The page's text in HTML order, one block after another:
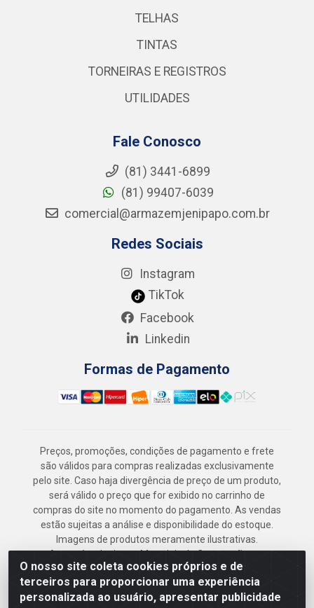
O nosso site coleta cookies próprios e de
terceiros para proporcionar uma experiência
personalizada ao usuário, apresentar publicidade
TELHAS
TINTAS
TORNEIRAS E REGISTROS
UTILIDADES
Fale Conosco
(81) 3441-6899
(81) 99407-6039
comercial@armazemjenipapo.com.br
Redes Sociais
Instagram
TikTok
Facebook
Linkedin
Formas de Pagamento
Preços, promoções, condições de pagamento e frete
são válidos para compras realizadas exclusivamente
pelo site. Caso haja divergência de preço de um produto,
será válido o preço que for exibido no carrinho de
compras do site no momento do pagamento. As vendas
estão sujeitas a análise e disponibilidade do estoque.
Imagens de produtos meramente ilustrativas.
Armazém Jenipapo Materiais de Construção em
Geral LTDA - Rua das Flores, 2691 - Guabiraba,
Recife/PE - CEP 52.291-630 - CNPJ
41.097.379/0001-